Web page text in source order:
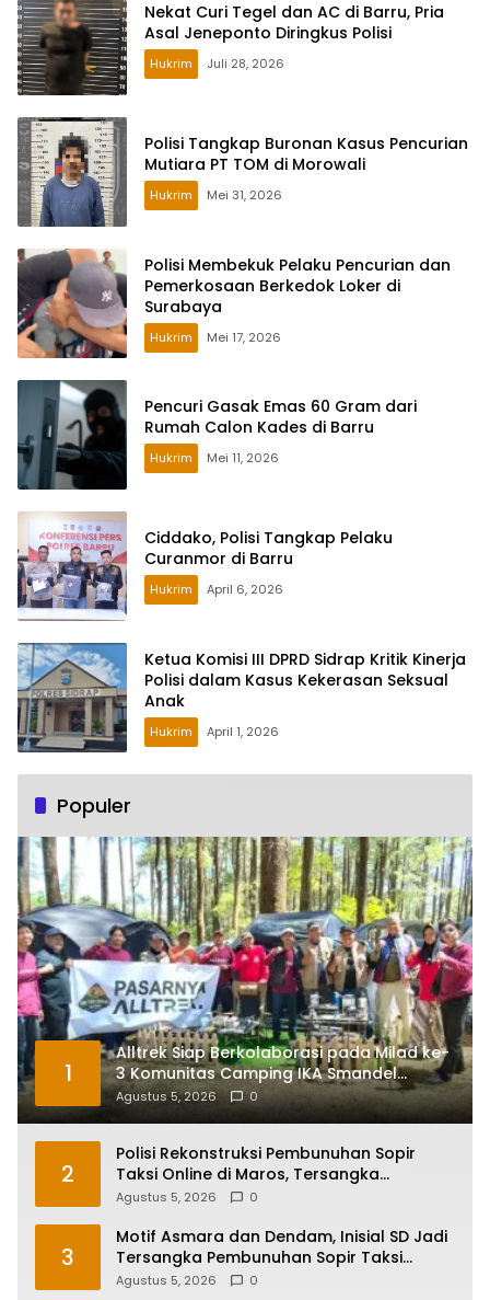
Nekat Curi Tegel dan AC di Barru, Pria
Asal Jeneponto Diringkus Polisi
Hukrim Juli 28, 2026
Polisi Tangkap Buronan Kasus Pencurian
Mutiara PT TOM di Morowali
Hukrim Mei 31, 2026
Polisi Membekuk Pelaku Pencurian dan
Pemerkosaan Berkedok Loker di
Surabaya
Hukrim Mei 17, 2026
Pencuri Gasak Emas 60 Gram dari
Rumah Calon Kades di Barru
Hukrim Mei 11, 2026
Ciddako, Polisi Tangkap Pelaku
Curanmor di Barru
Hukrim April 6, 2026
Ketua Komisi III DPRD Sidrap Kritik Kinerja
Polisi dalam Kasus Kekerasan Seksual
Anak
Hukrim April 1, 2026
Populer
1
Alltrek Siap Berkolaborasi pada Milad ke-
3 Komunitas Camping IKA Smandel
Makassar di Malino
Agustus 5, 2026 0
2
Polisi Rekonstruksi Pembunuhan Sopir
Taksi Online di Maros, Tersangka
Peragakan 24 Adegan
Agustus 5, 2026 0
3
Motif Asmara dan Dendam, Inisial SD Jadi
Tersangka Pembunuhan Sopir Taksi
Online di Maros
Agustus 5, 2026 0